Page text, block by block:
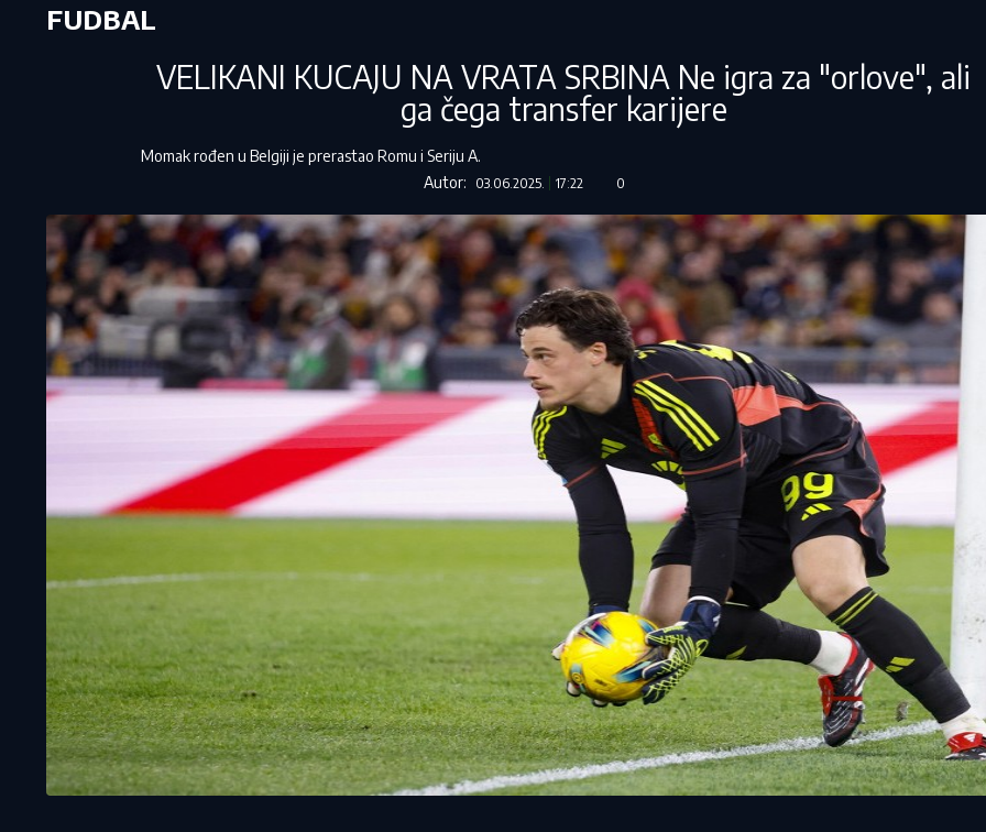
FUDBAL
VELIKANI KUCAJU NA VRATA SRBINA Ne igra za "orlove", ali
ga čega transfer karijere
Momak rođen u Belgiji je prerastao Romu i Seriju A.
Autor:
03.06.2025. 17:22 0